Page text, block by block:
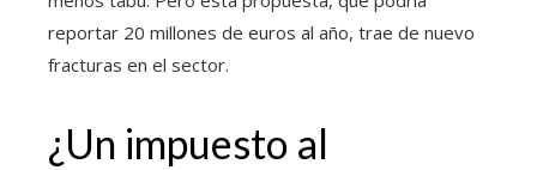
reportar 20 millones de euros al año, trae de nuevo
fracturas en el sector.
¿Un impuesto al